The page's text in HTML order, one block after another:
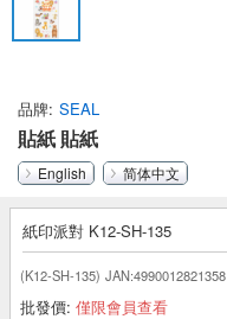
品牌 SEAL
貼紙 貼紙
English 简体中文
紙印派對 K12-SH-135
(K12-SH-135) JAN:4990012821358
批發價: 僅限會員查看